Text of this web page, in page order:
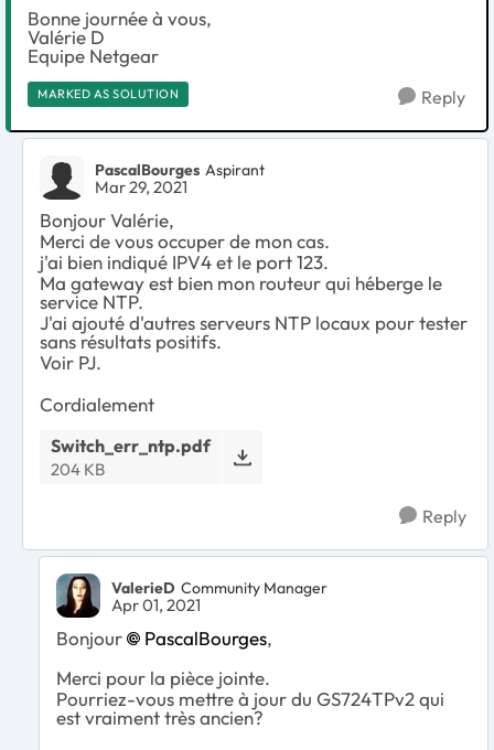
Bonne journée à vous,
Valérie D
Equipe Netgear
MARKED AS SOLUTION Reply
PascalBourges Aspirant
Mar 29, 2021
Bonjour Valérie,
Merci de vous occuper de mon cas.
j'ai bien indiqué IPV4 et le port 123.
Ma gateway est bien mon routeur qui héberge le
service NTP.
J'ai ajouté d'autres serveurs NTP locaux pour tester
sans résultats positifs.
Voir PJ.
Cordialement
Switch_err_ntp.pdf
204 KB
Reply
ValerieD Community Manager
Apr 01, 2021
Bonjour PascalBourges,
Merci pour la pièce jointe.
Pourriez-vous mettre à jour du GS724TPv2 qui
est vraiment très ancien?